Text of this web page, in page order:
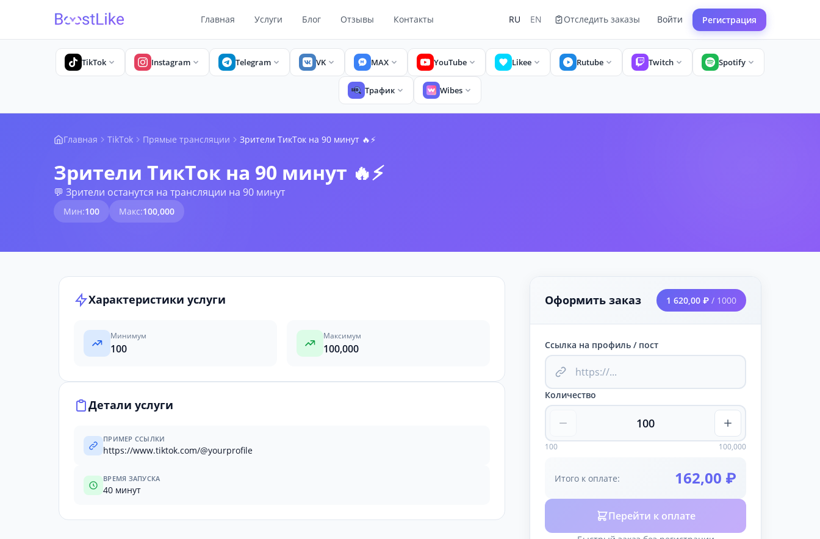
Главная Услуги Блог Отзывы Контакты RU EN Отследить заказы Войти Регистрация
TikTok Instagram Telegram VK MAX YouTube Likee Rutube Twitch Spotify
Трафик Wibes
Главная TikTok Прямые трансляции Зрители ТикТок на 90 минут 🔥⚡️
Зрители ТикТок на 90 минут 🔥⚡️
💬 Зрители останутся на трансляции на 90 минут
Мин:100 Макс:100,000
Характеристики услуги
Минимум
100
Максимум
100,000
Детали услуги
ПРИМЕР ССЫЛКИ
https://www.tiktok.com/@yourprofile
ВРЕМЯ ЗАПУСКА
40 минут
Оформить заказ 1 620,00 ₽ / 1000
Ссылка на профиль / пост
Количество
100 100,000
Итого к оплате: 162,00 ₽
Перейти к оплате